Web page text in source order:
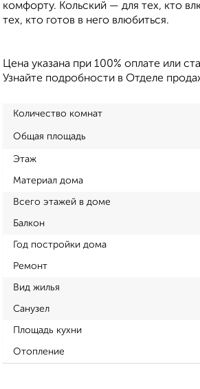
комфорту. Кольский — для тех, кто
тех, кто готов в него влюбиться.
Цена указана при 100% оплате или
Узнайте подробности в Отделе
Количество комнат
Общая площадь
Этаж
Материал дома
Всего этажей в доме
Балкон
Год постройки дома
Ремонт
Вид жилья
Санузел
Площадь кухни
Отопление